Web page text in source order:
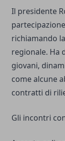
Il presidente
richiamando
regionale. Ha
giovani,
come alcune
contratti di
Gli incontri